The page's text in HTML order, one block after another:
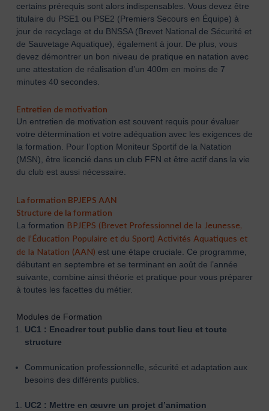
certains prérequis sont alors indispensables. Vous devez être
titulaire du PSE1 ou PSE2 (Premiers Secours en Équipe) à
jour de recyclage et du BNSSA (Brevet National de Sécurité et
de Sauvetage Aquatique), également à jour. De plus, vous
devez démontrer un bon niveau de pratique en natation avec
une attestation de réalisation d’un 400m en moins de 7
minutes 40 secondes.
Entretien de motivation
Un entretien de motivation est souvent requis pour évaluer
votre détermination et votre adéquation avec les exigences de
la formation. Pour l’option Moniteur Sportif de la Natation
(MSN), être licencié dans un club FFN et être actif dans la vie
du club est aussi nécessaire.
La formation BPJEPS AAN
Structure de la formation
La formation BPJEPS (Brevet Professionnel de la Jeunesse,
de l’Éducation Populaire et du Sport) Activités Aquatiques et
de la Natation (AAN) est une étape cruciale. Ce programme,
débutant en septembre et se terminant en août de l’année
suivante, combine ainsi théorie et pratique pour vous préparer
à toutes les facettes du métier.
Modules de Formation
UC1 : Encadrer tout public dans tout lieu et toute
structure
Communication professionnelle, sécurité et adaptation aux
besoins des différents publics.
UC2 : Mettre en œuvre un projet d’animation